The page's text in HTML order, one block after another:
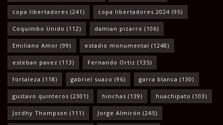
copa libertadores (241) copa libertadores 2024 (95)
Coquimbo Unido (112) damian pizarro (106)
Emiliano Amor (99) estadio monumental (1248)
esteban pavez (113) Fernando Ortiz (135)
fortaleza (118) gabriel suazo (96) garra blanca (130)
gustavo quinteros (2301) hinchas (139) huachipato (103)
Jordhy Thompson (111) Jorge Almirón (245)